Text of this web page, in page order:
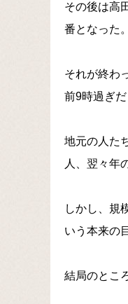
その後は高
番となった。
それが終わ
前9時過ぎだ
地元の人た
人、翌々年
しかし、規
いう本来の
結局のとこ